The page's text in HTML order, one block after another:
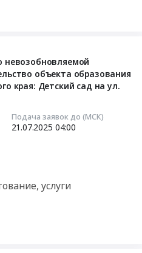
невозобновляемой
объекта образования
края: Детский сад на ул.
Подача заявок до (МСК)
21.07.2025 04:00
услуги